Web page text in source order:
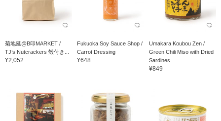
菊地延@B印MARKET /
TJ’s Nutcrackers 殻付き...
¥2,052
Fukuoka Soy Sauce Shop /
Carrot Dressing
¥648
Umakara Koubou Zen /
Green Chili Miso with Dried
Sardines
¥849